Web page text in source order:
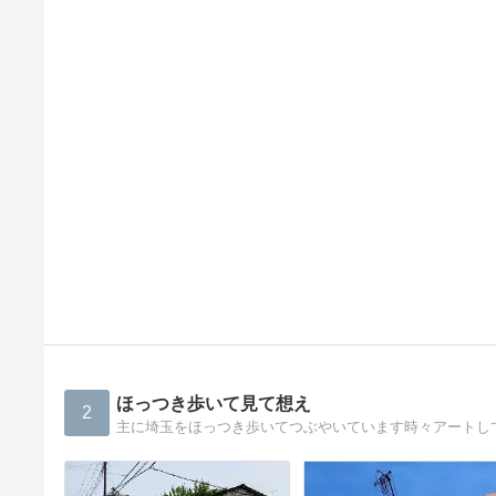
2 ほっつき歩いて見て想え
主に埼玉をほっつき歩いてつぶやいています時々アートし